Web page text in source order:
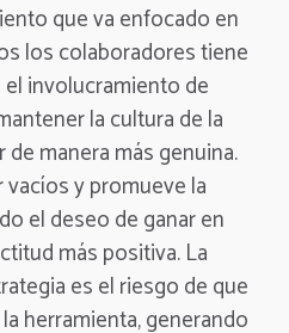
que va enfocado en
los colaboradores tiene
involucramiento de
la cultura de la
manera más genuina.
vacíos y promueve la
el deseo de ganar en
más positiva. La
es el riesgo de que
herramienta, generando